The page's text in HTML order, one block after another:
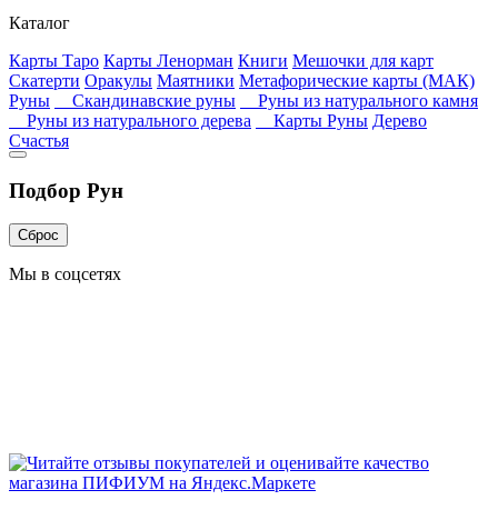
Каталог
Карты Таро Карты Ленорман Книги Мешочки для карт
Скатерти Оракулы Маятники Метафорические карты (МАК)
Руны
Скандинавские руны
Руны из натурального камня
Руны из натурального дерева
Карты Руны Дерево
Счастья
Подбор Рун
Сброс
Мы в соцсетях